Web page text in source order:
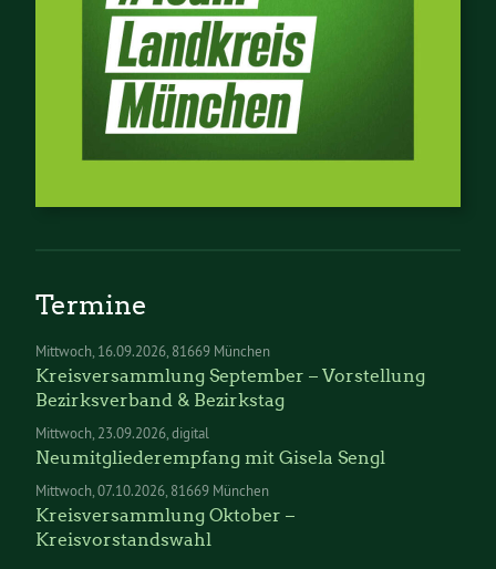
Termine
Mittwoch 16.09.2026 81669 München
Kreisversammlung September – Vorstellung
Bezirksverband & Bezirkstag
Mittwoch 23.09.2026 digital
Neumitgliederempfang mit Gisela Sengl
Mittwoch 07.10.2026 81669 München
Kreisversammlung Oktober –
Kreisvorstandswahl